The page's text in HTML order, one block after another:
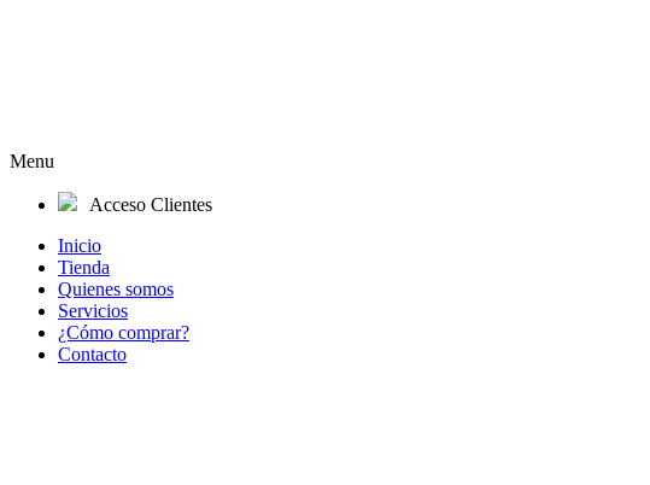
Menu
Acceso Clientes
Inicio
Tienda
Quienes somos
Servicios
¿Cómo comprar?
Contacto